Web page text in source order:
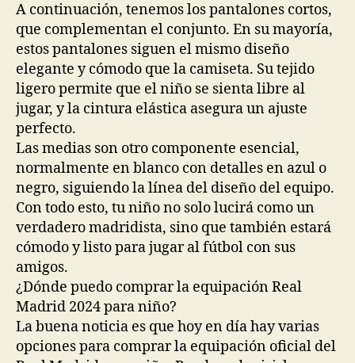
A continuación, tenemos los pantalones cortos,
que complementan el conjunto. En su mayoría,
estos pantalones siguen el mismo diseño
elegante y cómodo que la camiseta. Su tejido
ligero permite que el niño se sienta libre al
jugar, y la cintura elástica asegura un ajuste
perfecto.
Las medias son otro componente esencial,
normalmente en blanco con detalles en azul o
negro, siguiendo la línea del diseño del equipo.
Con todo esto, tu niño no solo lucirá como un
verdadero madridista, sino que también estará
cómodo y listo para jugar al fútbol con sus
amigos.
¿Dónde puedo comprar la equipación Real
Madrid 2024 para niño?
La buena noticia es que hoy en día hay varias
opciones para comprar la equipación oficial del